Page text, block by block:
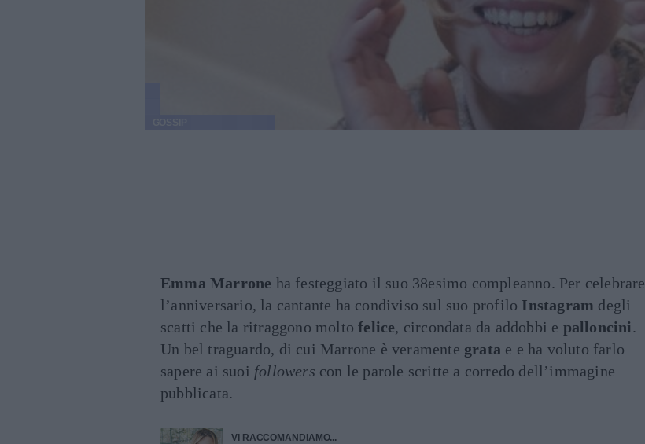
Emma Marrone ha festeggiato il suo 38esimo compleanno. Per celebrare
l’anniversario, la cantante ha condiviso sul suo profilo Instagram degli
scatti che la ritraggono moltofelice, circondata da addobbi e palloncini.
Un bel traguardo, di cui Marrone è veramente grata e e ha voluto farlo
sapere ai suoi followers con le parole scritte a corredo dell’immagine
pubblicata.
VI RACCOMANDIAMO...